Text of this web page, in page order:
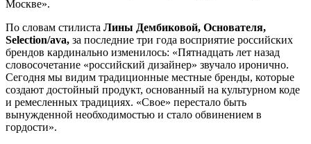
Москве».
По словам стилиста Лины Дембиковой, Основателя,
Selection/ava, за последние три года восприятие российских
брендов кардинально изменилось: «Пятнадцать лет назад
словосочетание «российский дизайнер» звучало иронично.
Сегодня мы видим традиционные местные бренды, которые
создают достойный продукт, основанный на культурном коде
и ремесленных традициях. «Свое» перестало быть
вынужденной необходимостью и стало обвинением в
гордости».